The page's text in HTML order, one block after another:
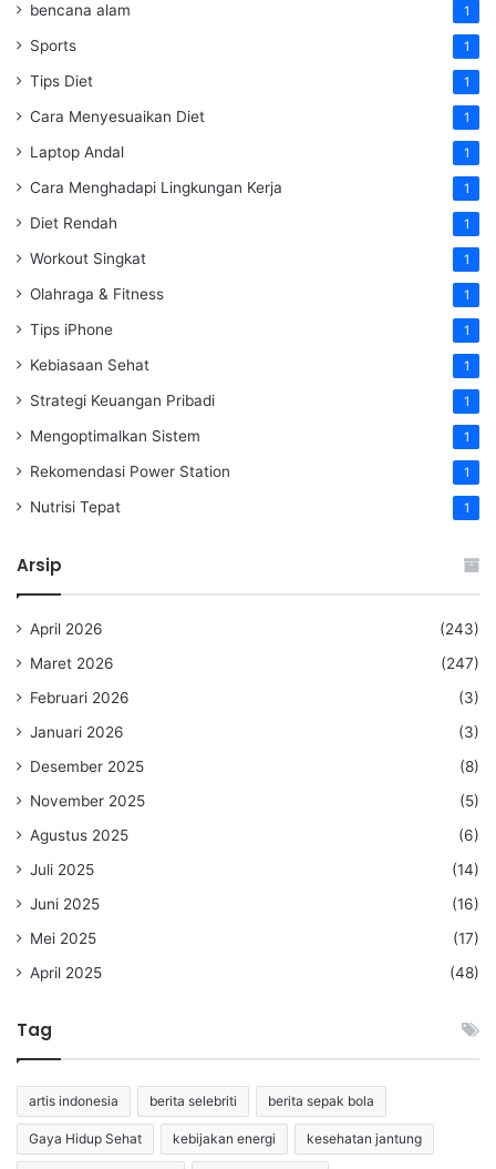
bencana alam 1
Sports 1
Tips Diet 1
Cara Menyesuaikan Diet 1
Laptop Andal 1
Cara Menghadapi Lingkungan Kerja 1
Diet Rendah 1
Workout Singkat 1
Olahraga & Fitness 1
Tips iPhone 1
Kebiasaan Sehat 1
Strategi Keuangan Pribadi 1
Mengoptimalkan Sistem 1
Rekomendasi Power Station 1
Nutrisi Tepat 1
Arsip
April 2026
(243)
Maret 2026
(247)
Februari 2026
(3)
Januari 2026
(3)
Desember 2025
(8)
November 2025
(5)
Agustus 2025
(6)
Juli 2025
(14)
Juni 2025
(16)
Mei 2025
(17)
April 2025
(48)
Tag
artis indonesia berita selebriti berita sepak bola
Gaya Hidup Sehat kebijakan energi kesehatan jantung